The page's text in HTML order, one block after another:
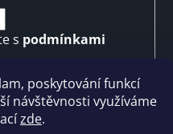
poskytování funkcí
návštěvnosti využíváme
zde.
s podmínkami